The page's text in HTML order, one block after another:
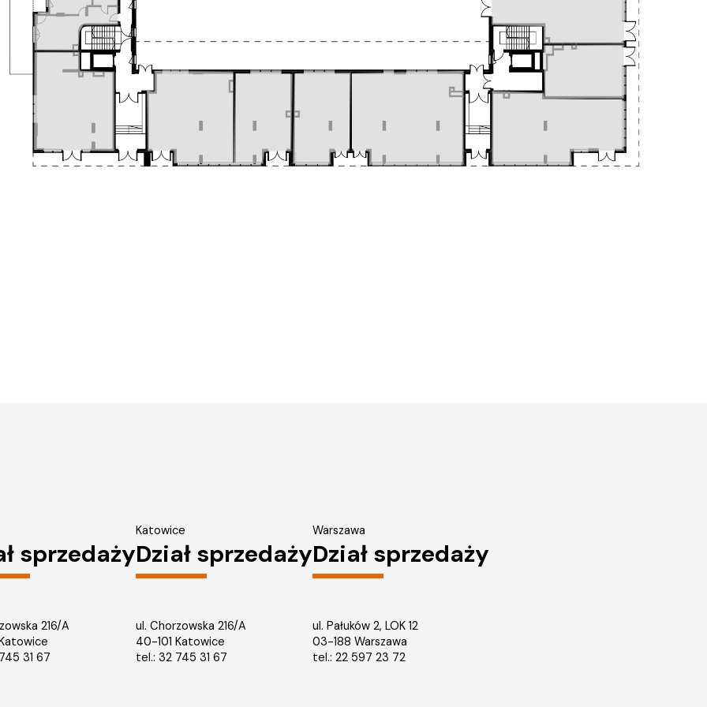
sprzedaży
216/A
31 67
Katowice
Dział sprzedaży
ul. Chorzowska 216/A
40-101 Katowice
tel.: 32 745 31 67
Warszawa
Dział sprzedaży
ul. Pałuków 2, LOK 12
03-188 Warszawa
tel.: 22 597 23 72